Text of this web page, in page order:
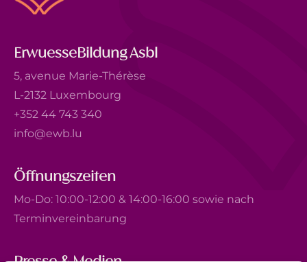
ErwuesseBildung Asbl
5, avenue Marie-Thérèse
L-2132 Luxembourg
+352 44 743 340
info@ewb.lu
Öffnungszeiten
Mo-Do: 10:00-12:00 & 14:00-16:00 sowie nach
Terminvereinbarung